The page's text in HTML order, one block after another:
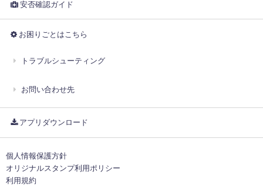
安否確認ガイド
お困りごとはこちら
トラブルシューティング
お問い合わせ先
アプリダウンロード
個人情報保護方針
オリジナルスタンプ利用ポリシー
利用規約